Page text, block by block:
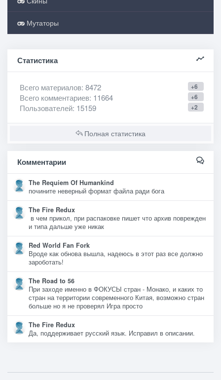
Мутаторы
Статистика
+6
Всего материалов: 8472
+6
Всего комментариев: 11664
+2
Пользователей: 15159
Полная статистика
Комментарии
The Requiem Of Humankind
почините неверный формат файла ради бога
The Fire Redux
в чем прикол, при распаковке пишет что архив поврежден
и типа дальше уже никак
Red World Fan Fork
Вроде как обнова вышла, надеюсь в этот раз все должно
зароботать!
The Road to 56
При заходе именно в ФОКУСЫ стран - Монако, и каких то
стран на территории современного Китая, возможно стран
больше но я не проверял Игра просто
The Fire Redux
Да, поддерживает русский язык. Исправил в описании.